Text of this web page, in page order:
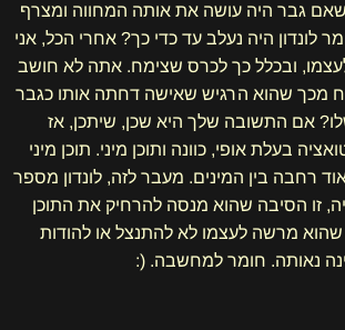
גבר היה עושה את אותה המחווה ומצרף
לונדון היה נעלב עד כדי כך? אחרי הכל, אני
ובכלל כך לכרס שצימח. אתה לא חושב
מכך שהוא הרגיש שאישה דחתה אותו כגבר
אם התשובה שלך היא שכן, שיתכן, אז
בעלת אופי, כוונה ותוכן מיני. תוכן מיני
רחבה בין המינים. מעבר לזה, לונדון מספר
זו הסיבה שהוא מנסה להרחיק את התוכן
שהוא מרשה לעצמו לא להתנצל או להודות
נאותה. חומר למחשבה. (: